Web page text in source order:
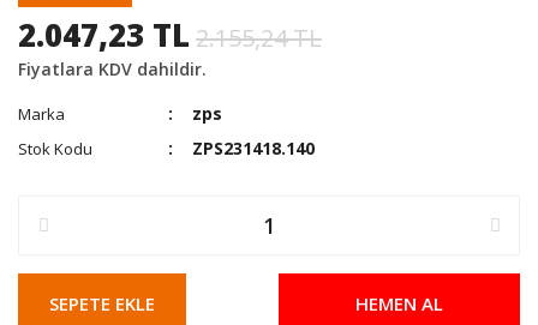
2.047,23 TL 2.155,24 TL
Fiyatlara KDV dahildir.
Marka zps
Stok Kodu ZPS231418.140
SEPETE EKLE HEMEN AL